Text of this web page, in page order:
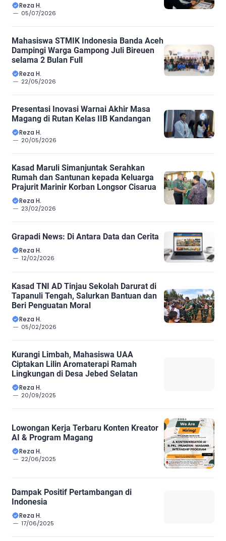
Reza H.
05/07/2026
Mahasiswa STMIK Indonesia Banda Aceh
Dampingi Warga Gampong Juli Bireuen
selama 2 Bulan Full
Reza H.
22/05/2026
Presentasi Inovasi Warnai Akhir Masa
Magang di Rutan Kelas IIB Kandangan
Reza H.
20/05/2026
Kasad Maruli Simanjuntak Serahkan
Rumah dan Santunan kepada Keluarga
Prajurit Marinir Korban Longsor Cisarua
Reza H.
23/02/2026
Grapadi News: Di Antara Data dan Cerita
Reza H.
12/02/2026
Kasad TNI AD Tinjau Sekolah Darurat di
Tapanuli Tengah, Salurkan Bantuan dan
Beri Penguatan Moral
Reza H.
05/02/2026
Kurangi Limbah, Mahasiswa UAA
Ciptakan Lilin Aromaterapi Ramah
Lingkungan di Desa Jebed Selatan
Reza H.
20/09/2025
Lowongan Kerja Terbaru Konten Kreator
AI & Program Magang
Reza H.
22/06/2025
Dampak Positif Pertambangan di
Indonesia
Reza H.
17/06/2025